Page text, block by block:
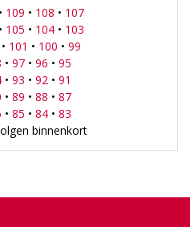
• 109 • 108 • 107
• 105 • 104• 103
101 • 100 • 99
• 97• 96 • 95
• 93 • 92• 91
• 89 • 88 • 87
• 85 • 84• 83
binnenkort